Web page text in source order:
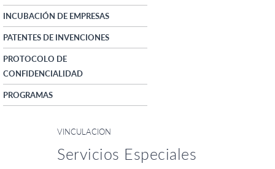
INCUBACIÓN DE EMPRESAS
PATENTES DE INVENCIONES
PROTOCOLO DE
CONFIDENCIALIDAD
PROGRAMAS
VINCULACION
Servicios Especiales